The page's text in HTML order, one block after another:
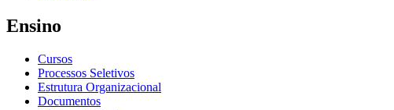
Ensino
Cursos
Processos Seletivos
Estrutura Organizacional
Documentos